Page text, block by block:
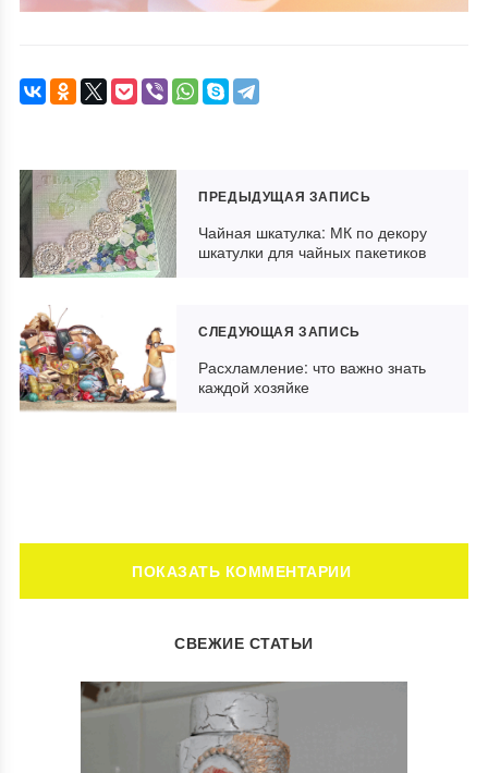
ПРЕДЫДУЩАЯ ЗАПИСЬ
Чайная шкатулка: МК по декору
шкатулки для чайных пакетиков
СЛЕДУЮЩАЯ ЗАПИСЬ
Расхламление: что важно знать
каждой хозяйке
ОСТАВИТЬ КОММЕНТАРИЙ
помечены*
СВЕЖИЕ СТАТЬИ